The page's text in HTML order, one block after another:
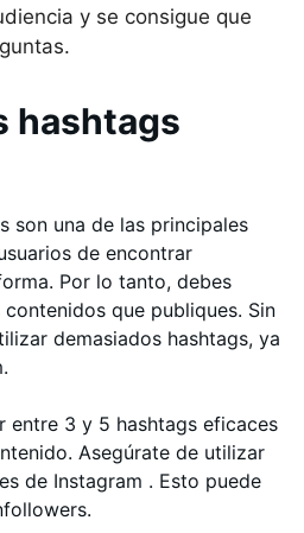
y se consigue que
hashtags
son una de las principales
de encontrar
Por lo tanto, debes
que publiques. Sin
demasiados hashtags, ya
entre 3 y 5 hashtags eficaces
Asegúrate de utilizar
de Instagram . Esto puede